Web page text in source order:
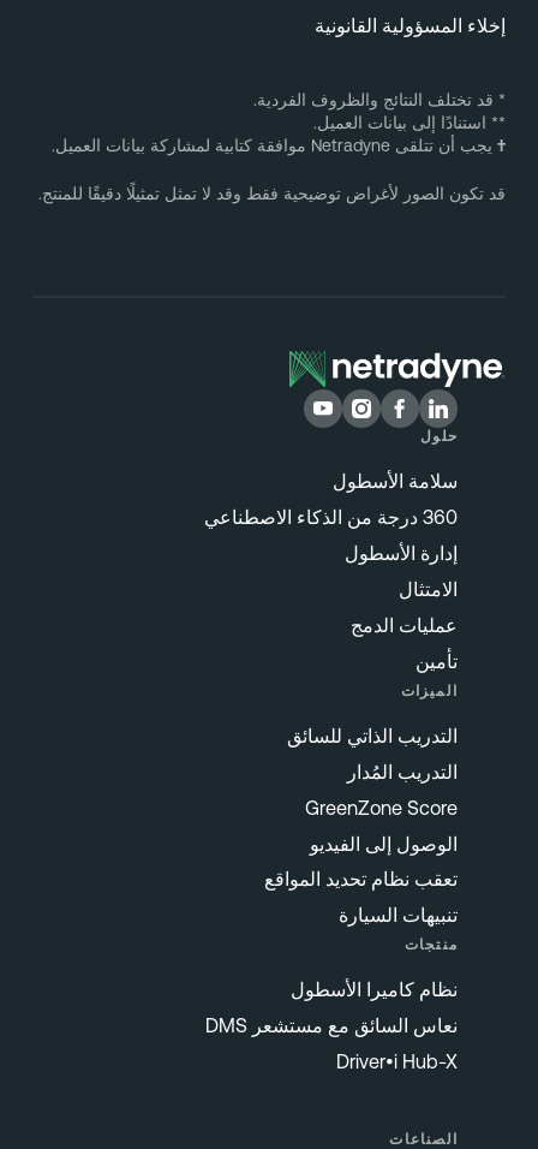
المسؤولية القانونية
قد تختلف النتائج والظروف الفردية.
استنادًا إلى بيانات العميل.
يجب أن تتلقى Netradyne موافقة كتابية لمشاركة بيانات العميل.
تكون الصور لأغراض توضيحية فقط وقد لا تمثل تمثيلًا دقيقًا للمنتج.
سلامة الأسطول
إدارة الأسطول
الامتثال
عمليات الدمج
تأمين
الميزات
التدريب الذاتي للسائق
التدريب المُدار
GreenZone Score
الوصول إلى الفيديو
تعقب نظام تحديد المواقع
تنبيهات السيارة
منتجات
نظام كاميرا الأسطول
نعاس السائق مع مستشعر DMS
Driver•i Hub-X
الصناعات